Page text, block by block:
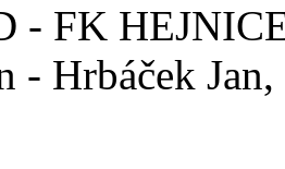
- FK
- Hrbáček